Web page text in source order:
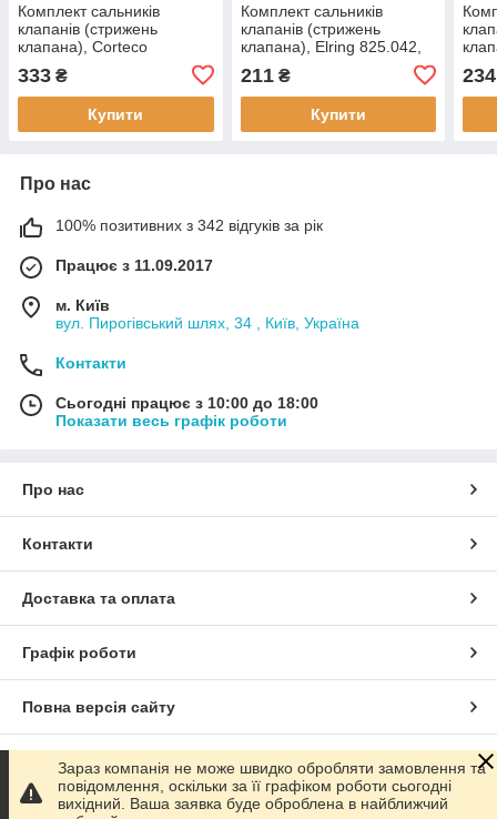
Комплект сальників
клапанів (стрижень
клапана), Corteco
12026288, розміри: 9; 15;
19; 15, застосовується:
ГАЗ-24, MERCEDES-BENZ
333 ₴
Купити
Комплект сальників
клапанів (стрижень
клапана), Elring 825.042,
упаковці), дивись також
Elring 701.289,
211₴
Купити
234
Про нас
100% позитивних з 342 відгуків за рік
Працює з 11.09.2017
м. Київ
вул. Пирогівський шлях, 34 , Київ, Україна
Контакти
Сьогодні працює з 10:00 до 18:00
Показати весь графік роботи
Про нас
Контакти
Доставка та оплата
Графік роботи
Повна версія сайту
Сайт створено на маркетплейсі Prom.ua
Зараз компанія не може швидко обробляти замовлення та
повідомлення, оскільки за її графіком роботи сьогодні
вихідний. Ваша заявка буде оброблена в найближчий